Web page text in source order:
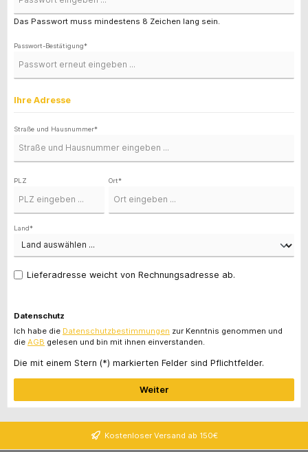
Das Passwort muss mindestens 8 Zeichen lang sein.
Passwort-Bestätigung*
Ihre Adresse
Straße und Hausnummer*
PLZ Ort*
Land*
Lieferadresse weicht von Rechnungsadresse ab.
Datenschutz
Ich habe die Datenschutzbestimmungen zur Kenntnis genommen und
die AGB gelesen und bin mit ihnen einverstanden.
Die mit einem Stern (*) markierten Felder sind Pflichtfelder.
Weiter
Kostenloser Versand ab 150€